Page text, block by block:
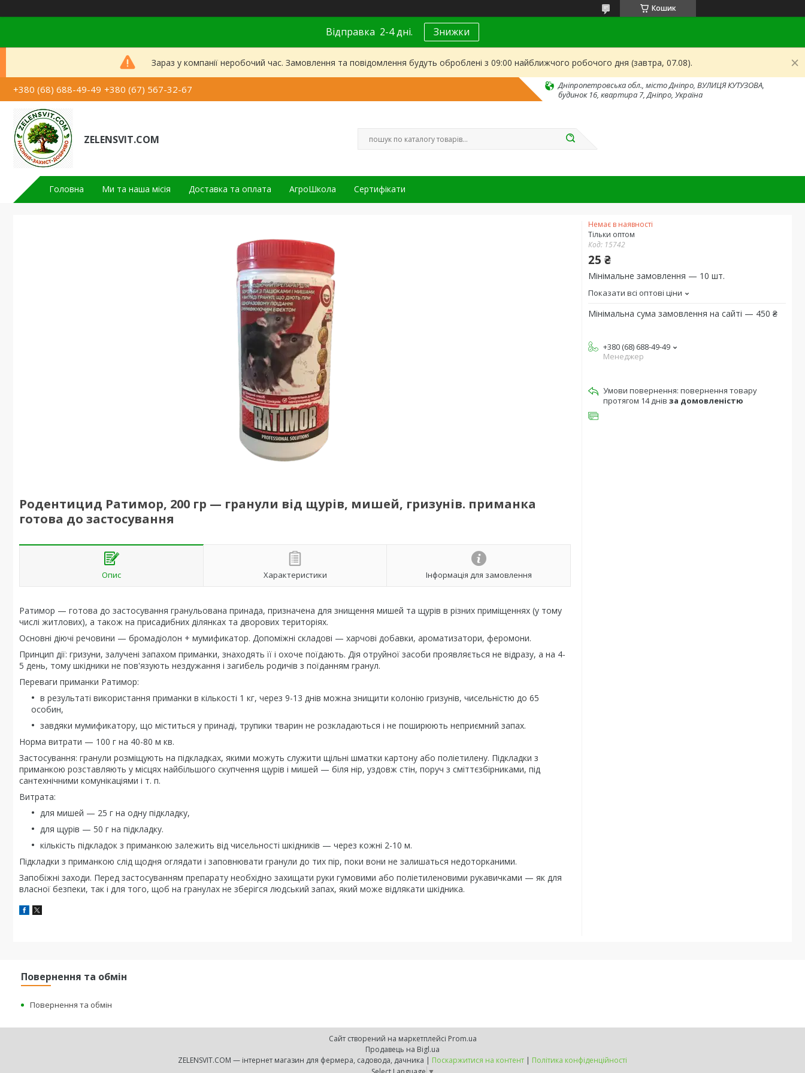
Кошик
Відправка 2-4 дні. Знижки
Зараз у компанії неробочий час. Замовлення та повідомлення будуть оброблені з 09:00 найближчого робочого дня (завтра, 07.08).
+380 (68) 688-49-49 +380 (67) 567-32-67
Дніпропетровська обл., місто Дніпро, ВУЛИЦЯ КУТУЗОВА,
будинок 16, квартира 7, Дніпро, Україна
ZELENSVIT.COM
Головна Ми та наша місія Доставка та оплата АгроШкола Сертифікати
Родентицид Ратимор, 200 гр — гранули від щурів, мишей, гризунів. приманка
готова до застосування
Опис Характеристики Інформація для замовлення
Ратимор — готова до застосування гранульована принада, призначена для знищення мишей та щурів в різних приміщеннях (у тому
числі житлових), а також на присадибних ділянках та дворових територіях.
Основні діючі речовини — бромадіолон + мумификатор. Допоміжні складові — харчові добавки, ароматизатори, феромони.
Принцип дії: гризуни, залучені запахом приманки, знаходять її і охоче поїдають. Дія отруйної засоби проявляється не відразу, а на 4-
5 день, тому шкідники не пов'язують нездужання і загибель родичів з поїданням гранул.
Переваги приманки Ратимор:
в результаті використання приманки в кількості 1 кг, через 9-13 днів можна знищити колонію гризунів, чисельністю до 65
особин,
завдяки мумификатору, що міститься у принаді, трупики тварин не розкладаються і не поширюють неприємний запах.
Норма витрати — 100 г на 40-80 м кв.
Застосування: гранули розміщують на підкладках, якими можуть служити щільні шматки картону або поліетилену. Підкладки з
приманкою розставляють у місцях найбільшого скупчення щурів і мишей — біля нір, уздовж стін, поруч з сміттєзбірниками, під
сантехнічними комунікаціями і т. п.
Витрата:
для мишей — 25 г на одну підкладку,
для щурів — 50 г на підкладку.
кількість підкладок з приманкою залежить від чисельності шкідників — через кожні 2-10 м.
Підкладки з приманкою слід щодня оглядати і заповнювати гранули до тих пір, поки вони не залишаться недоторканими.
Запобіжні заходи. Перед застосуванням препарату необхідно захищати руки гумовими або поліетиленовими рукавичками — як для
власної безпеки, так і для того, щоб на гранулах не зберігся людський запах, який може відлякати шкідника.
Немає в наявності
Тільки оптом
Код: 15742
25 ₴
Мінімальне замовлення — 10 шт.
Показати всі оптові ціни
Мінімальна сума замовлення на сайті — 450 ₴
+380 (68) 688-49-49
Менеджер
повернення товару
протягом 14 днів за домовленістю
Повернення та обмін
Повернення та обмін
Сайт створений на маркетплейсі Prom.ua
Продавець на Bigl.ua
ZELENSVIT.COM — інтернет магазин для фермера, садовода, дачника | Поскаржитися на контент | Політика конфіденційності